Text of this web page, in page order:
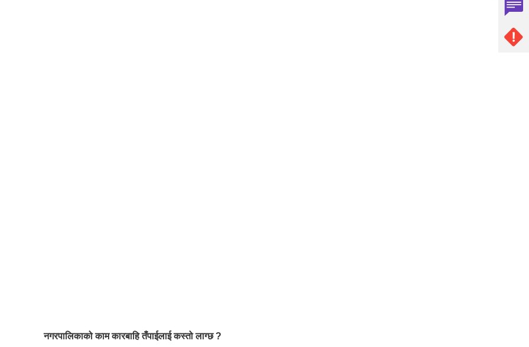
नगरपालिकाको काम कारबाहि तँपाईलाई कस्तो लाग्छ ?